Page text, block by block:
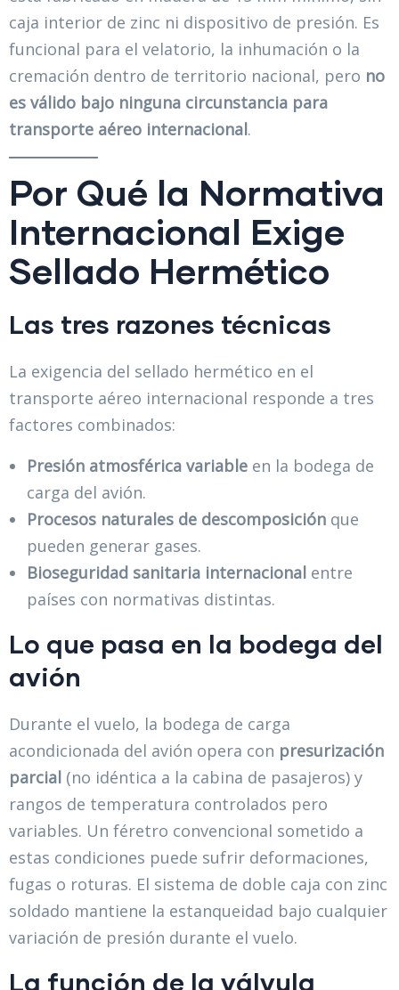
caja interior de zinc ni dispositivo de presión. Es
funcional para el velatorio, la inhumación o la
cremación dentro de territorio nacional, pero no
es válido bajo ninguna circunstancia para
transporte aéreo internacional.
Por Qué la Normativa
Internacional Exige
Sellado Hermético
Las tres razones técnicas
La exigencia del sellado hermético en el
transporte aéreo internacional responde a tres
factores combinados:
Presión atmosférica variable en la bodega de
carga del avión.
Procesos naturales de descomposición que
pueden generar gases.
Bioseguridad sanitaria internacional entre
países con normativas distintas.
Lo que pasa en la bodega del
avión
Durante el vuelo, la bodega de carga
acondicionada del avión opera con presurización
parcial (no idéntica a la cabina de pasajeros) y
rangos de temperatura controlados pero
variables. Un féretro convencional sometido a
estas condiciones puede sufrir deformaciones,
fugas o roturas. El sistema de doble caja con zinc
soldado mantiene la estanqueidad bajo cualquier
variación de presión durante el vuelo.
La función de la válvula